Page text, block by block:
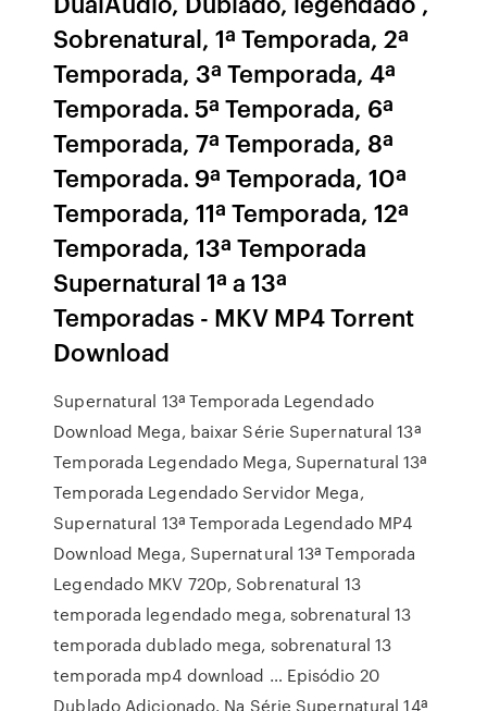
Sobrenatural, 1ª Temporada, 2ª
Temporada, 3ª Temporada, 4ª
Temporada. 5ª Temporada, 6ª
Temporada, 7ª Temporada, 8ª
Temporada. 9ª Temporada, 10ª
Temporada, 11ª Temporada, 12ª
Temporada, 13ª Temporada
Supernatural 1ª a 13ª
Temporadas - MKV MP4 Torrent
Download
Supernatural 13ª Temporada Legendado
Download Mega, baixar Série Supernatural 13ª
Temporada Legendado Mega, Supernatural 13ª
Temporada Legendado Servidor Mega,
Supernatural 13ª Temporada Legendado MP4
Download Mega, Supernatural 13ª Temporada
Legendado MKV 720p, Sobrenatural 13
temporada legendado mega, sobrenatural 13
temporada dublado mega, sobrenatural 13
temporada mp4 download … Episódio 20
Dublado Adicionado. Na Série Supernatural 14ª